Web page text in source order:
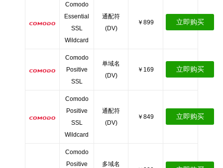
Comodo
Essential
SSL
Wildcard
通配符
(DV)
￥899 立即购买
Comodo
Positive
SSL
单域名
(DV)
￥169 立即购买
Comodo
Positive
SSL
Wildcard
通配符
(DV)
￥849 立即购买
Comodo
Positive
多域名